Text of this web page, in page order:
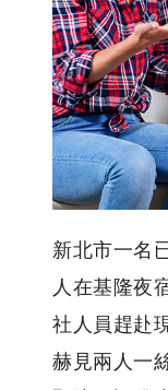
新北市一名
人在基隆夜
社人員趕赴
赫見兩人一